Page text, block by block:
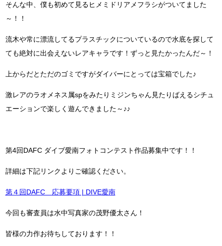
そんな中、僕も初めて見るヒメミドリアメフラシがついてました
～！！
流木や常に漂流してるプラスチックについているので水底を探して
ても絶対に出会えないレアキャラです！ずっと見たかったんだ～！
上からだとただのゴミですがダイバーにとっては宝箱でした♪
激レアのラオメネス属spをみたりミジンちゃん見たりばえるシチュ
エーションで楽しく遊んできました～♪♪
第4回DAFC ダイブ愛南フォトコンテスト作品募集中です！！
詳細は下記リンクよりご確認ください。
第４回DAFC 応募要項 | DIVE愛南
今回も審査員は水中写真家の茂野優太さん！
皆様の力作お待ちしております！！